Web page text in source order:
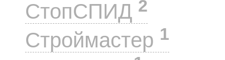
СтопСПИД 2
Строймастер 1